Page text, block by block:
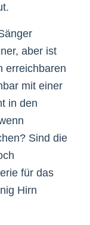
aber ist
erreichbaren
mit einer
in den
Sind die
für das
Hirn